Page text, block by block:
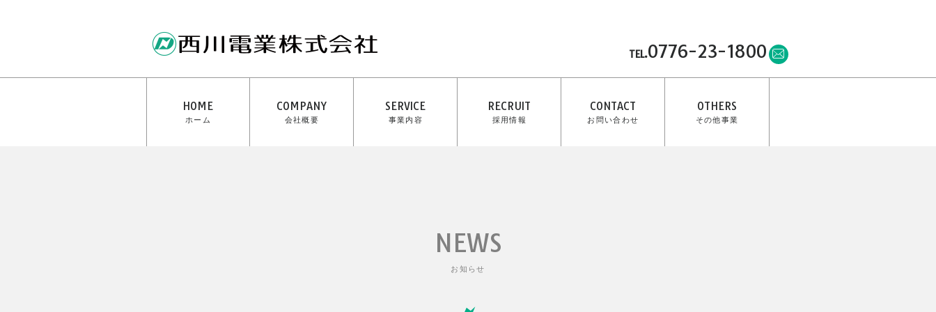
TEL.0776-23-1800
HOME
ホーム
COMPANY
会社概要
SERVICE
事業内容
RECRUIT
採用情報
CONTACT
お問い合わせ
OTHERS
その他事業
NEWS
お知らせ